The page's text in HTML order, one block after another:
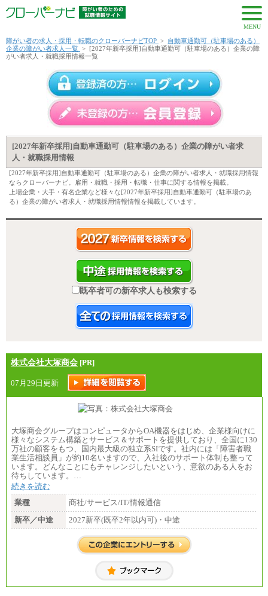
MENU
障がい者の求人・採用・転職のクローバーナビTOP > 自動車通勤可（駐車場のある）
企業の障がい者求人一覧 > [2027年新卒採用]自動車通勤可（駐車場のある）企業の障
がい者求人・就職採用情報一覧
[2027年新卒採用]自動車通勤可（駐車場のある）企業の障がい者求
人・就職採用情報
[2027年新卒採用]自動車通勤可（駐車場のある）企業の障がい者求人・就職採用情報
ならクローバーナビ。雇用・就職・採用・転職・仕事に関する情報を掲載。
上場企業・大手・有名企業など様々な[2027年新卒採用]自動車通勤可（駐車場のあ
る）企業の障がい者求人・就職採用情報情報を掲載しています。
既卒者可の新卒求人も検索する
株式会社大塚商会 [PR]
07月29日更新
大塚商会グループはコンピュータからOA機器をはじめ、企業様向けに
様々なシステム構築とサービス＆サポートを提供しており、全国に130
万社の顧客をもつ、国内最大級の独立系SIです。社内には「障害者職
業生活相談員」が約10名いますので、入社後のサポート体制も整って
います。どんなことにもチャレンジしたいという、意欲のある人をお
待ちしています。…
続きを読む
業種
商社/サービス/IT/情報通信
新卒／中途
2027新卒(既卒2年以内可)・中途